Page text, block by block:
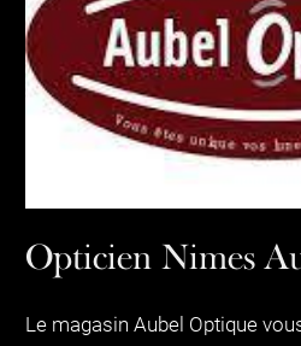
Opticien Nimes
Le magasin Aubel Optique